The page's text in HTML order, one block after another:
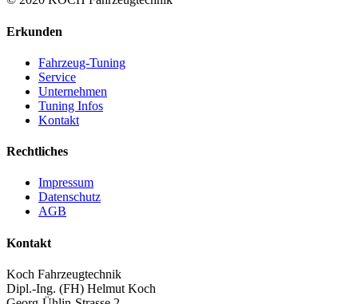
Erkunden
Fahrzeug-Tuning
Service
Unternehmen
Tuning Infos
Kontakt
Rechtliches
Impressum
Datenschutz
AGB
Kontakt
Koch Fahrzeugtechnik
Dipl.-Ing. (FH) Helmut Koch